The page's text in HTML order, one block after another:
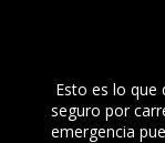
Esto es lo que
seguro por
emergencia